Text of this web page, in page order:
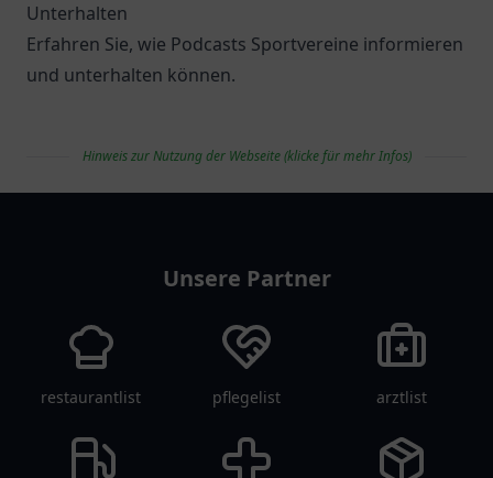
Unterhalten
Erfahren Sie, wie Podcasts Sportvereine informieren
und unterhalten können.
Hinweis zur Nutzung der Webseite (klicke für mehr Infos)
Unsere Partner
restaurantlist pflegelist arztlist